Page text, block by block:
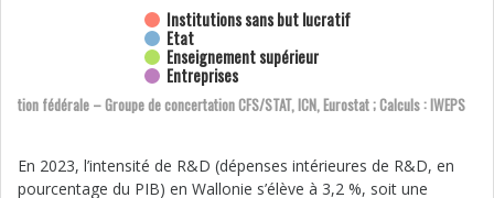
Institutions sans but lucratif
Etat
Enseignement supérieur
Entreprises
fédérale – Groupe de concertation CFS/STAT, ICN, Eurostat ; Calculs : IWEPS
En 2023, l’intensité de R&D (dépenses intérieures de R&D, en
pourcentage du PIB) en Wallonie s’élève à 3,2 %, soit une